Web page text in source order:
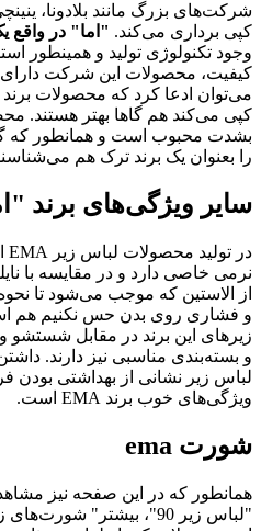
کپی برداری می‌کند. "اما" در واقع
وجود تکنولوژی تولید و همینطور
کیفیت، محصولات این شرکت
کپی می‌کند هم گاها بهتر هستند.
بشدت محبوب است و همانطور که
را بعنوان یک برند ترک هم
سایر ویژگی‌های برند
نرمی خاصی دارد و در مقایسه با
از الاستین که موجب می‌شود تا
و فشاری روی بدن حس نکنیم هم
زیرهای این برند در مقابل شستشو
و بسته‌بندی مناسبی نیز دارند.
لباس زیر نشانی از بهداشتی
ویژگی‌های خوب برند EMA است.
شورت ema
همانطور که در این صفحه نیز